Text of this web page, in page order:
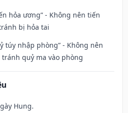
hỏa ương” - Không nên tiến
bị hỏa tai
túy nhập phòng” - Không nên
quỷ ma vào phòng
Hung.